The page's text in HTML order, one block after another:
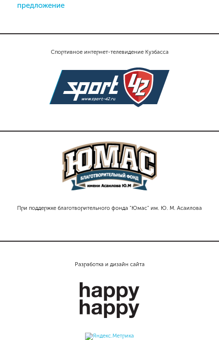
Спортивное интернет-телевидение Кузбасса
При поддержке благотворительного фонда "Юмас" им. Ю. М. Асаилова
предложение
Разработка и дизайн сайта